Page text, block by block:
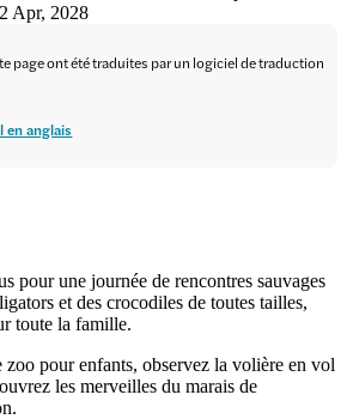
Apr, 2028
page ont été traduites par un logiciel de traduction
en anglais
pour une journée de rencontres sauvages
et des crocodiles de toutes tailles,
toute la famille.
zoo pour enfants, observez la volière en vol
les merveilles du marais de